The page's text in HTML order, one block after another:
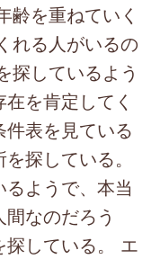
齢を重ねていく
れる人がいるの
探しているよう
を肯定してく
表を見ている
探している。
ようで、本当
なのだろう
している。 エ